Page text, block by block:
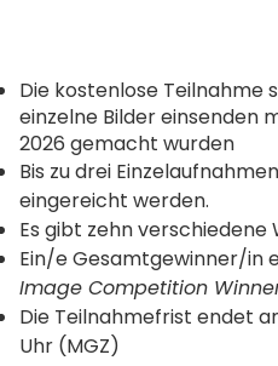
Die kostenlose Teilnahme
einzelne Bilder einsenden
2026 gemacht wurden
Bis zu drei
eingereicht werden.
Es gibt zehn
Ein/e Gesamtgewinner/in
Image Competition
Die Teilnahmefrist endet
Uhr (MGZ)